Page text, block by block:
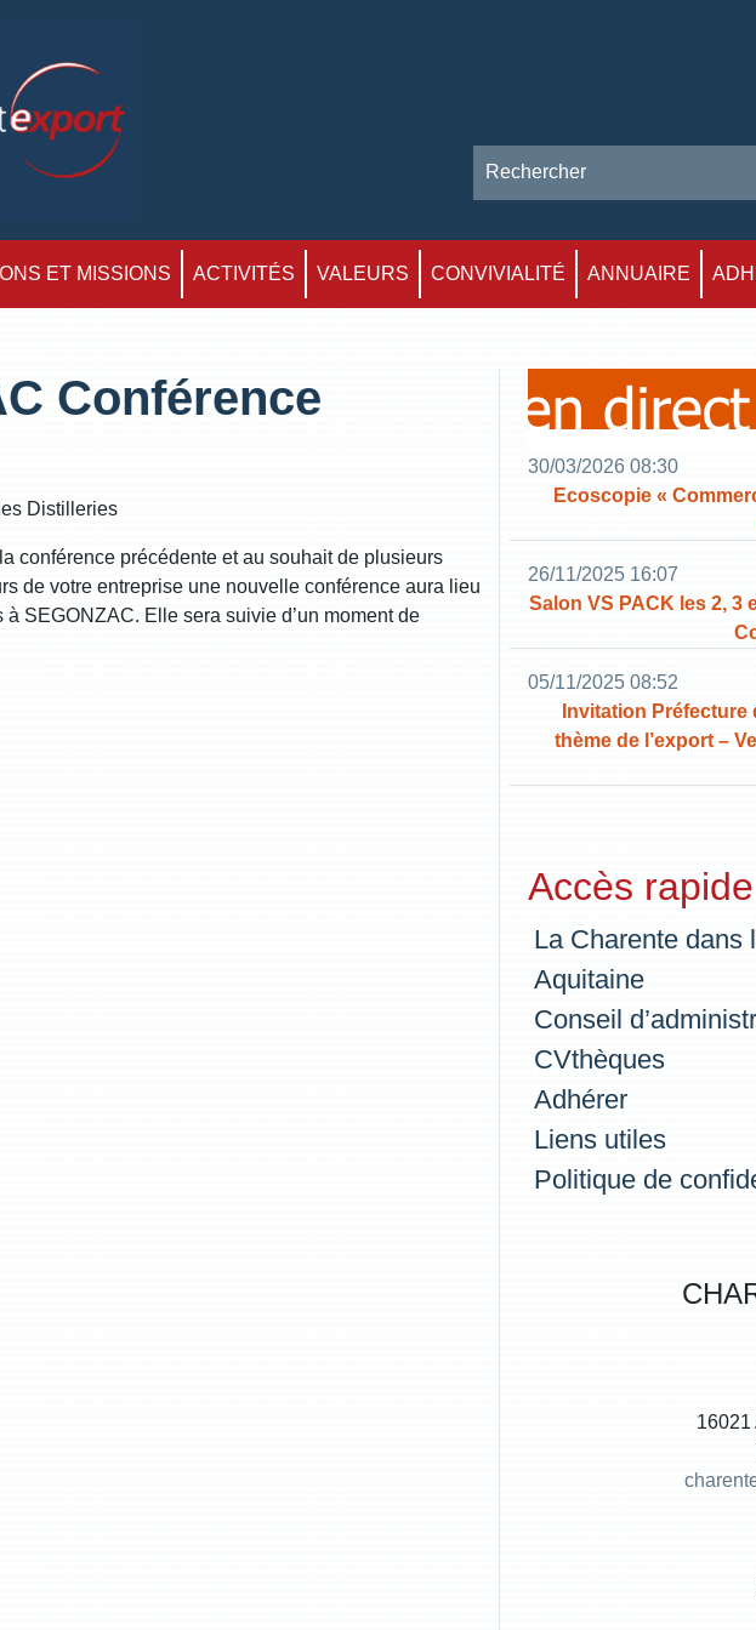
ET MISSIONS ACTIVITÉS VALEURS CONVIVIALITÉ ANNUAIRE
Conférence
Distilleries
conférence précédente et au souhait de plusieurs
de votre entreprise une nouvelle conférence aura lieu
SEGONZAC. Elle sera suivie d’un moment de
30/03/2026 08:30
Ecoscopie «
26/11/2025 16:07
Salon VS PACK les 2, 3
05/11/2025 08:52
Invitation Préfecture
thème de l’export –
Accès rapide
La Charente dans
Aquitaine
Conseil
CVthèques
Adhérer
Liens utiles
Politique de
16021